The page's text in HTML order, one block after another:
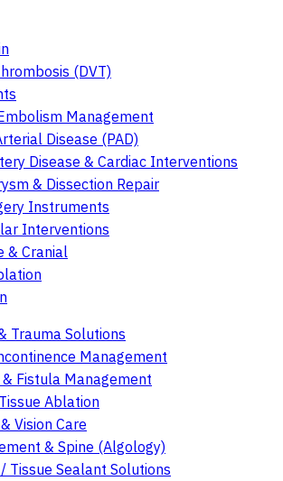
(DVT)
Management
Disease (PAD)
Disease & Cardiac Interventions
& Dissection Repair
Instruments
Interventions
& Cranial
Trauma Solutions
Management
Fistula Management
Ablation
Vision Care
& Spine (Algology)
Tissue Sealant Solutions